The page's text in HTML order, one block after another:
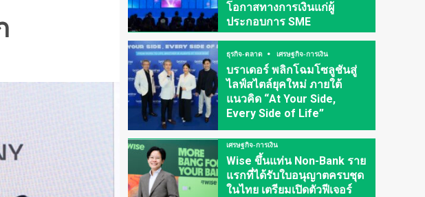
โอกาสทางการเงินแก่ผู้
ประกอบการ SME
ธุรกิจ-ตลาด เศรษฐกิจ-การเงิน
บราเดอร์ พลิกโฉมโซลูชันสู่
ไลฟ์สไตล์ยุคใหม่ ภายใต้
แนวคิด “At Your Side,
Every Side of Life”
เศรษฐกิจ-การเงิน
Wise ขึ้นแท่น Non-Bank ราย
แรกที่ได้รับใบอนุญาตครบชุด
ในไทย เตรียมเปิดตัวฟีเจอร์